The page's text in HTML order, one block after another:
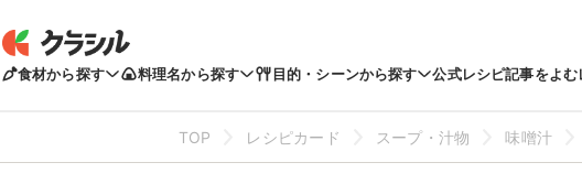
食材から探す 料理名から探す 目的・シーンから探す 公式レシピ記事をよむ
TOP レシピカード スープ・汁物 味噌汁